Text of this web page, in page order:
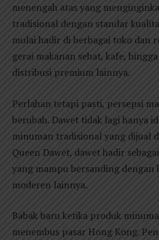
menengah atas yang
tradisional dengan standar
mulai hadir di berbagai toko dan
gerai makanan sehat, kafe,
distribusi premium lainnya.
Perlahan tetapi pasti, persepsi
berubah. Dawet tidak lagi hanya
minuman tradisional yang dijual
Queen Dawet, dawet hadir
yang mampu bersanding dengan
moderen lainnya.
Babak baru ketika produk
menembus pasar Hong Kong.